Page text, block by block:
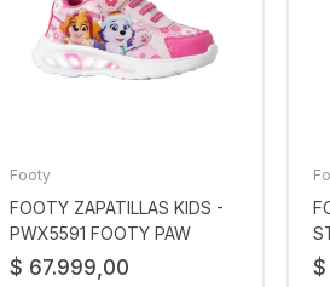
Footy
FOOTY ZAPATILLAS KIDS -
PWX5591 FOOTY PAW
PATROL RSA
$ 67.999,00 $